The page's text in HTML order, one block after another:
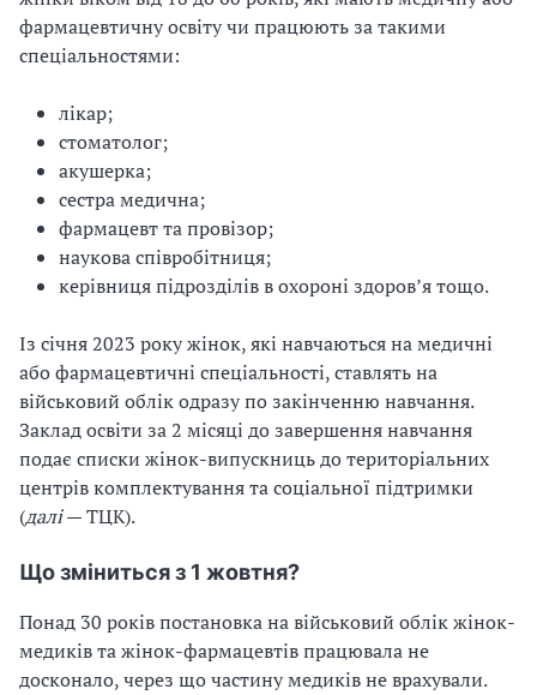
фармацевтичну освіту чи працюють за такими
спеціальностями:
лікар;
стоматолог;
акушерка;
сестра медична;
фармацевт та провізор;
наукова співробітниця;
керівниця підрозділів в охороні здоровʼя тощо.
Із січня 2023 року жінок, які навчаються на медичні
або фармацевтичні спеціальності, ставлять на
військовий облік одразу по закінченню навчання.
Заклад освіти за 2 місяці до завершення навчання
подає списки жінок-випускниць до територіальних
центрів комплектування та соціальної підтримки
(далі— ТЦК).
Що зміниться з 1 жовтня?
Понад 30 років постановка на військовий облік жінок-
медиків та жінок-фармацевтів працювала не
досконало, через що частину медиків не врахували.